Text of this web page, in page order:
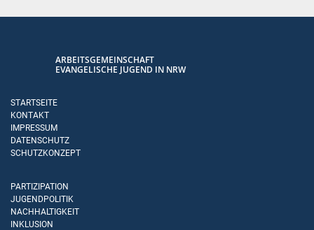
ARBEITSGEMEINSCHAFT
EVANGELISCHE JUGEND IN NRW
STARTSEITE
KONTAKT
IMPRESSUM
DATENSCHUTZ
SCHUTZKONZEPT
PARTIZIPATION
JUGENDPOLITIK
NACHHALTIGKEIT
INKLUSION